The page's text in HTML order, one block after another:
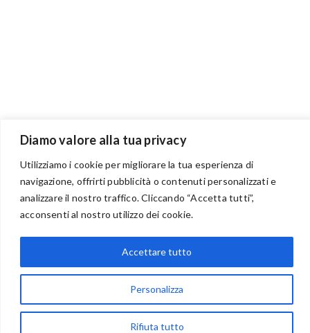
Diamo valore alla tua privacy
Utilizziamo i cookie per migliorare la tua esperienza di
navigazione, offrirti pubblicità o contenuti personalizzati e
analizzare il nostro traffico. Cliccando “Accetta tutti”,
acconsenti al nostro utilizzo dei cookie.
Personalizza
Rifiuta tutto
Accettare tutto
83024 Monteforte Irpino (AV)